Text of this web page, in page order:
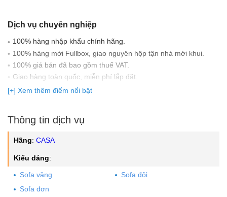
Dịch vụ chuyên nghiệp
100% hàng nhập khẩu chính hãng.
100% hàng mới Fullbox, giao nguyên hộp tận nhà mới khui.
100% giá bán đã bao gồm thuế VAT.
Giao hàng toàn quốc, miễn phí lắp đặt.
Có đầy đủ giấy tờ nhập khẩu: Bill nhập khẩu, CO, CQ, Parking
có nhân viên tới tận nhà.
Miễn phí giao hàng nội thành Hà Nội, TP. HCM, ngoại thành và
các tỉnh khác báo giá phí theo thỏa thuận.
hàng, cà thẻ, MOMO, VNPay, Qrcode...
Có Showroom để khách hàng xem trực tiếp sản phẩm tại Hà Nội
[+] Xem thêm điểm nổi bật
Thông tin dịch vụ
Hãng: CASA
Kiểu dáng:
Sofa văng
Sofa đôi
Sofa đơn